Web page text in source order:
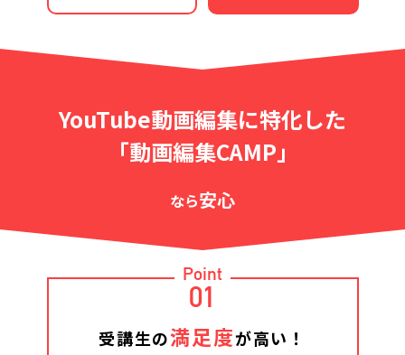
YouTube動画編集に特化した
「動画編集CAMP」
なら安心
Point
01
受講生の満足度が高い！